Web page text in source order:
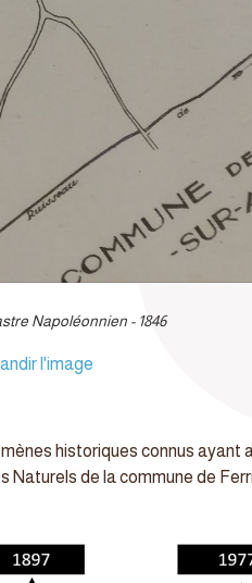
Napoléonnien - 1846
l'image
historiques connus ayant
de la commune de